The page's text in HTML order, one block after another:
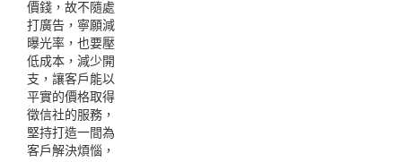
價錢，故不隨處
打廣告，寧願減
曝光率，也要壓
低成本，減少開
支，讓客戶能以
平實的價格取得
徵信社的服務，
堅持打造一間為
客戶解決煩惱，